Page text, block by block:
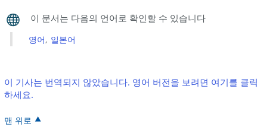
영어 일본어
이 기사는 번역되지 않았습니다. 영어 버전을 보려면 여기를 클릭
하세요.
맨 위로